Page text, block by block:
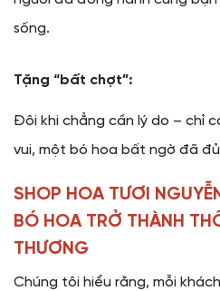
sống.
Tặng “bất chợt”:
Đôi khi chẳng cần lý do – chỉ
vui, một bó hoa bất ngờ đã
SHOP HOA TƯƠI
BÓ HOA TRỞ THÀNH
THƯƠNG
Chúng tôi hiểu rằng, mỗi